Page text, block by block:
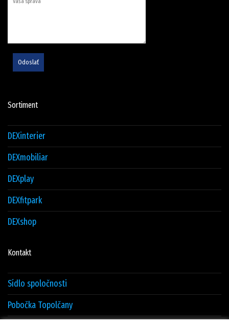
Odoslať
Sortiment
DEXinterier
DEXmobiliar
DEXplay
DEXfitpark
DEXshop
Kontakt
Sídlo spoločnosti
Pobočka Topolčany